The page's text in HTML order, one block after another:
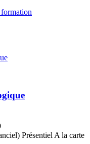
Présentiel A la carte